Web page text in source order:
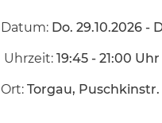
Datum: Do. 29.10.2026 -
Uhrzeit: 19:45 - 21:00 Uhr
Ort: Torgau, Puschkinstr.